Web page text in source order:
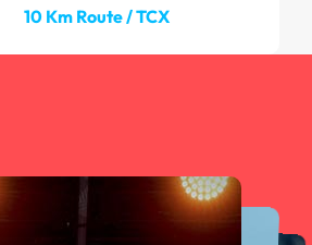
10 Km Route / TCX